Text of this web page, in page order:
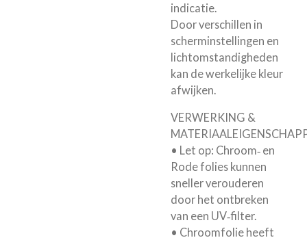
indicatie.
Door verschillen in
scherminstellingen en
lichtomstandigheden
kan de werkelijke kleur
afwijken.
VERWERKING &
• Let op: Chroom‑ en
Rode folies kunnen
sneller verouderen
door het ontbreken
van een UV‑filter.
• Chroomfolie heeft